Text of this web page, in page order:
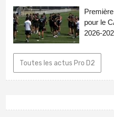
pour le
2026-
Toutes les actus Pro D2